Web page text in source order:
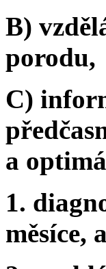
B)
porodu,
C)
a
1.
měsíce,